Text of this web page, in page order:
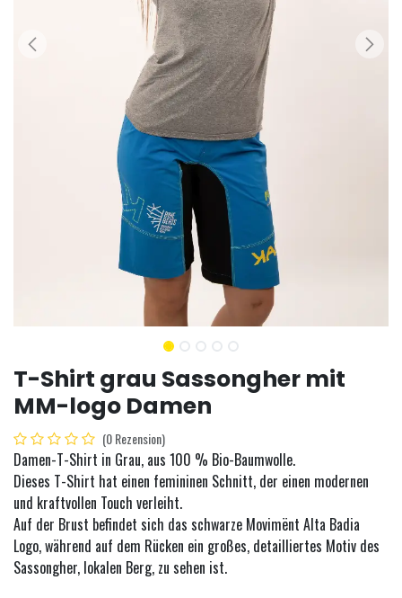
T-Shirt grau Sassongher mit
MM-logo Damen
(0 Rezension)
Damen-T-Shirt in Grau, aus 100 % Bio-Baumwolle.
Dieses T-Shirt hat einen femininen Schnitt, der einen modernen
und kraftvollen Touch verleiht.
Auf der Brust befindet sich das schwarze Movimënt Alta Badia
Logo, während auf dem Rücken ein großes, detailliertes Motiv des
Sassongher, lokalen Berg, zu sehen ist.